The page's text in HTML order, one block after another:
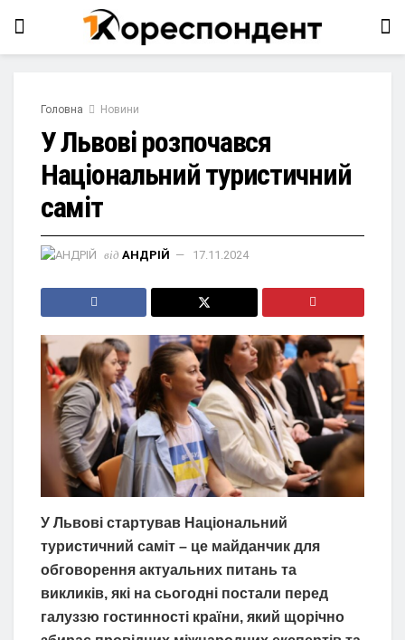
Головна Новини
У Львові розпочався
Національний туристичний
саміт
від АНДРІЙ 17.11.2024
У Львові стартував Національний
туристичний саміт – це майданчик для
обговорення актуальних питань та
викликів, які на сьогодні постали перед
галуззю гостинності країни, який щорічно